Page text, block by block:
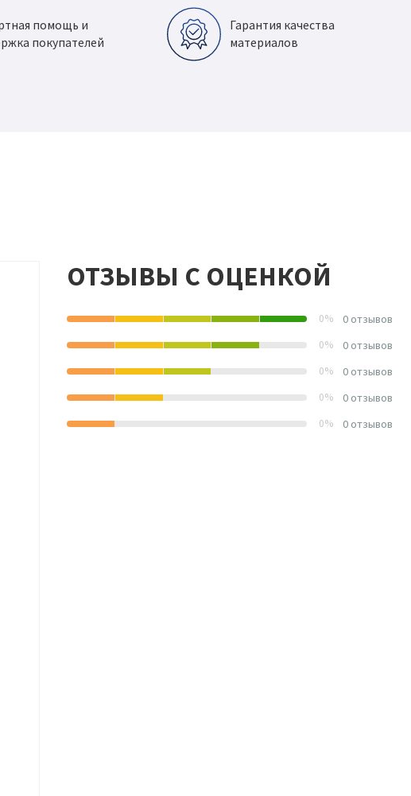
помощь и
покупателей
Гарантия качества
материалов
ОТЗЫВЫ С ОЦЕНКОЙ
0% 0 отзывов
0% 0 отзывов
0% 0 отзывов
0% 0 отзывов
0% 0 отзывов